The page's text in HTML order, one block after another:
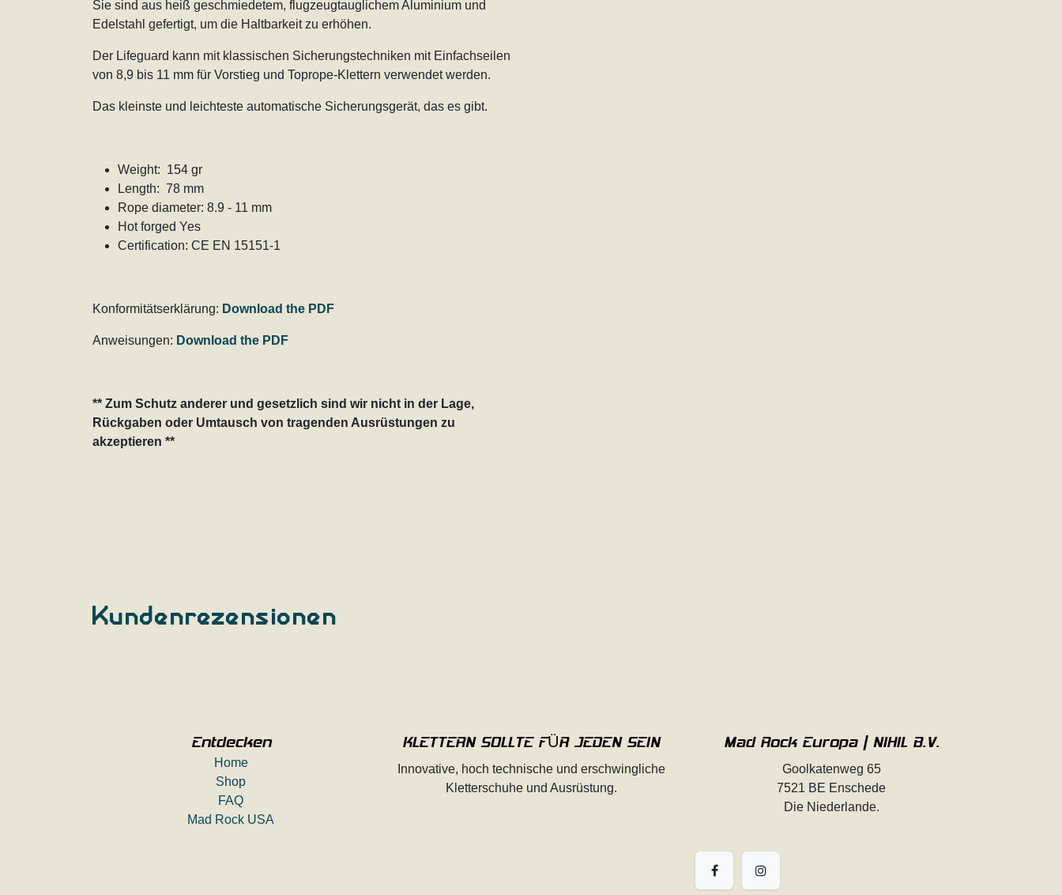
Sie sind aus heiß geschmiedetem, flugzeugtauglichem Aluminium und
Edelstahl gefertigt, um die Haltbarkeit zu erhöhen.
Der Lifeguard kann mit klassischen Sicherungstechniken mit Einfachseilen
von 8,9 bis 11 mm für Vorstieg und Toprope-Klettern verwendet werden.
Das kleinste und leichteste automatische Sicherungsgerät, das es gibt.
Weight: 154 gr
Length: 78 mm
Rope diameter: 8.9 - 11 mm
Hot forged Yes
Certification: CE EN 15151-1
Konformitätserklärung: Download the PDF
Anweisungen: Download the PDF
** Zum Schutz anderer und gesetzlich sind wir nicht in der Lage,
Rückgaben oder Umtausch von tragenden Ausrüstungen zu
akzeptieren **
Kundenrezensionen
Entdecken
Home
Shop
FAQ
Mad Rock USA
KLETTERN SOLLTE FÜR JEDEN SEIN
Innovative, hoch technische und erschwingliche
Kletterschuhe und Ausrüstung.
Mad Rock Europa | NIHIL B.V.
Goolkatenweg 65
7521 BE Enschede
Die Niederlande.